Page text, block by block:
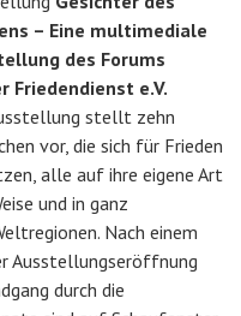
– Eine multimediale
des Forums
Friedendienst e.V.
stellt zehn
vor, die sich für Frieden
alle auf ihre eigene Art
und in ganz
Nach einem
Ausstellungseröffnung
durch die